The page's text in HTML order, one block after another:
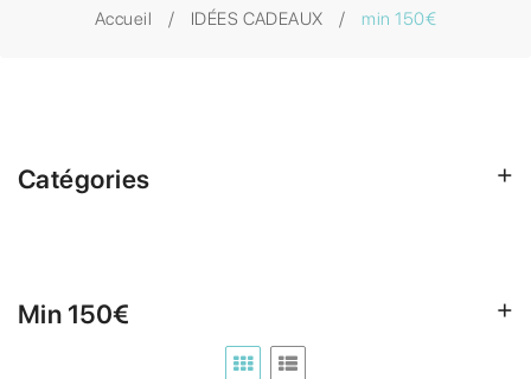
Accueil IDÉES CADEAUX min 150€
Catégories
Min 150€